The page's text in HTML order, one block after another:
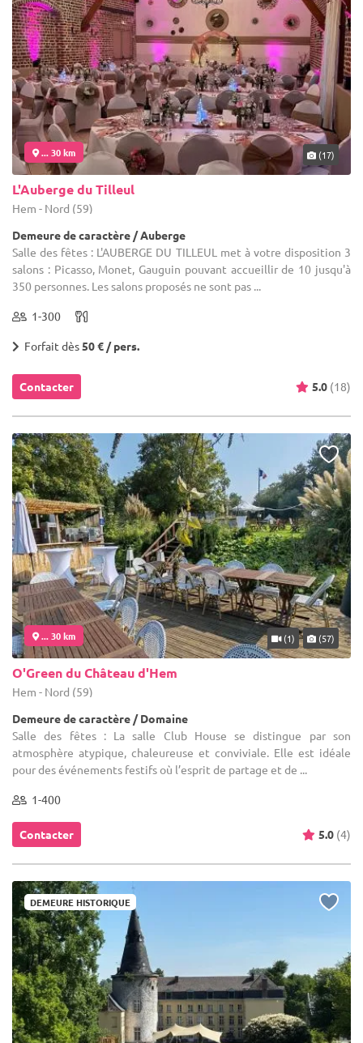
... 30 km (17)
L'Auberge du Tilleul
Hem - Nord (59)
Demeure de caractère / Auberge
Salle des fêtes : L'AUBERGE DU TILLEUL met à votre disposition 3
salons : Picasso, Monet, Gauguin pouvant accueillir de 10 jusqu'à
350 personnes. Les salons proposés ne sont pas ...
1-300
Forfait dès50 € / pers.
Contacter 5.0 (18)
... 30 km (1) (57)
O'Green du Château d'Hem
Hem - Nord (59)
Demeure de caractère / Domaine
Salle des fêtes : La salle Club House se distingue par son
atmosphère atypique, chaleureuse et conviviale. Elle est idéale
pour des événements festifs où l’esprit de partage et de ...
1-400
Contacter 5.0 (4)
DEMEURE HISTORIQUE